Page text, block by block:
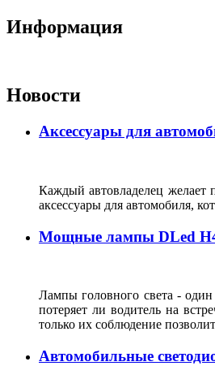
Информация
Новости
Аксессуары для
Каждый автовладелец желает
аксессуары для автомобиля,
Мощные лампы DLed
Лампы головного света -
потеряет ли водитель на
только их соблюдение
Автомобильные